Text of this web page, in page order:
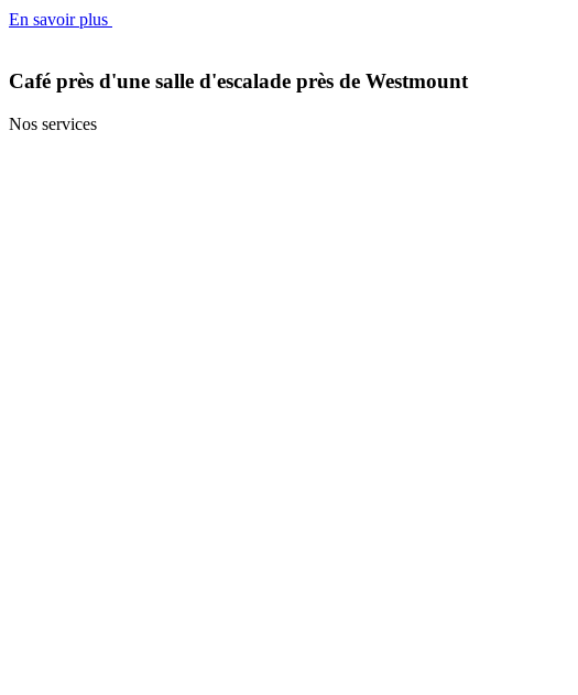
En savoir plus
Café près d'une salle d'escalade près de Westmount
Nos services